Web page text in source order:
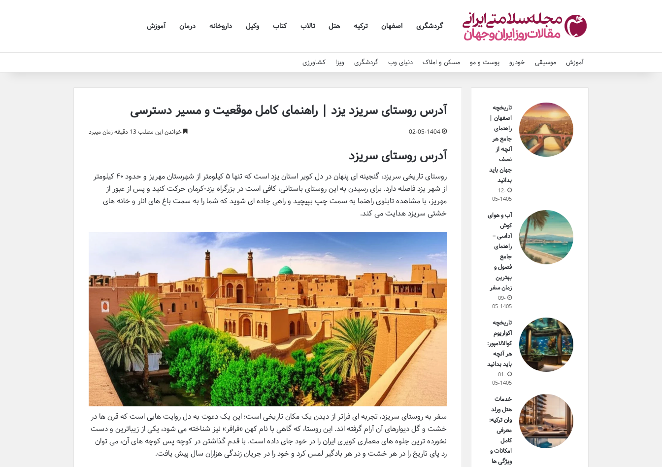
گردشگری اصفهان ترکیه هتل تالاب کتاب وکیل داروخانه درمان آموزش
آموزش موسیقی خودرو پوست و مو مسکن و املاک دنیای وب گردشگری ویزا کشاورزی
آدرس روستای سریزد یزد | راهنمای کامل موقعیت و مسیر دسترسی
02-05-1404 خواندن این مطلب 13 دقیقه زمان میبرد
آدرس روستای سریزد
روستای تاریخی سریزد، گنجینه ای پنهان در دل کویر استان یزد است که تنها ۵ کیلومتر از شهرستان مهریز و حدود ۴۰ کیلومتر
از شهر یزد فاصله دارد. برای رسیدن به این روستای باستانی، کافی است در بزرگراه یزد-کرمان حرکت کنید و پس از عبور از
مهریز، با مشاهده تابلوی راهنما به سمت چپ بپیچید و راهی جاده ای شوید که شما را به سمت باغ های انار و خانه های
خشتی سریزد هدایت می کند.
سفر به روستای سریزد، تجربه ای فراتر از دیدن یک مکان تاریخی است؛ این یک دعوت به دل روایت هایی است که قرن ها در
خشت و گل دیوارهای آن آرام گرفته اند. این روستا، که گاهی با نام کهن «فرافر» نیز شناخته می شود، یکی از زیباترین و دست
نخورده ترین جلوه های معماری کویری ایران را در خود جای داده است. با قدم گذاشتن در کوچه پس کوچه های آن، می توان
رد پای تاریخ را در هر خشت و در هر بادگیر لمس کرد و خود را در جریان زندگی هزاران سال پیش یافت.
تاریخچه
اصفهان |
راهنمای
جامع هر
آنچه از
نصف
جهان باید
بدانید
12-
05-1405
آب و هوای
کوش
آداسی –
راهنمای
جامع
فصول و
بهترین
زمان سفر
09-
05-1405
تاریخچه
آکواریوم
کوالالامپور:
هر آنچه
باید بدانید
01-
05-1405
خدمات
هتل ورلد
وان ترکیه:
معرفی
کامل
امکانات و
ویژگی ها